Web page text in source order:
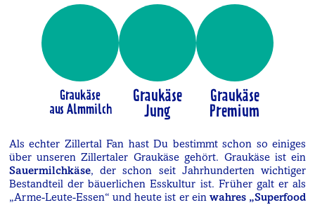
Graukäse
aus Almmilch
Graukäse
Jung
Graukäse
Premium
Als echter Zillertal Fan hast Du bestimmt schon so einiges
über unseren Zillertaler Graukäse gehört. Graukäse ist ein
Sauermilchkäse, der schon seit Jahrhunderten wichtiger
Bestandteil der bäuerlichen Esskultur ist. Früher galt er als
„Arme-Leute-Essen“ und heute ist er einwahres „Superfood